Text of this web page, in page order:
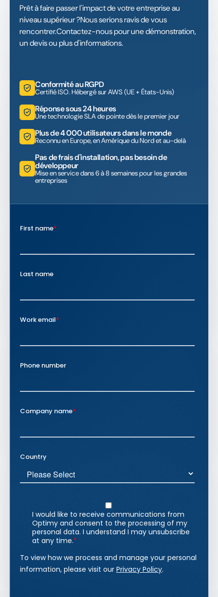
Prêt à faire passer l'impact de votre entreprise au
niveau supérieur ?Nous serions ravis de vous
rencontrer.Contactez-nous pour une démonstration,
un devis ou plus d'informations.
Conformité au RGPD
Certifié ISO. Hébergé sur AWS (UE + États-Unis)
Réponse sous 24 heures
Une technologie SLA de pointe dès le premier jour
Plus de 4 000 utilisateurs dans le monde
Reconnu en Europe, en Amérique du Nord et au-delà
Pas de frais d'installation, pas besoin de
développeur
Mise en service dans 6 à 8 semaines pour les grandes
entreprises